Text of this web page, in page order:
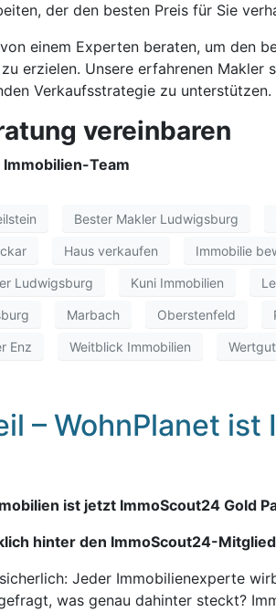
der den besten Preis für Sie
einem Experten beraten, um den
erzielen. Unsere erfahrenen Makler
Verkaufsstrategie zu unterstützen.
vereinbaren
Immobilien-Team
Bester Makler Ludwigsburg
Haus verkaufen Immobilie
Ludwigsburg Kuni Immobilien
Marbach Oberstenfeld
Enz Weitblick Immobilien
– WohnPlanet
ist jetzt ImmoScout24 Gold
hinter den ImmoScout24-
Jeder Immobilienexperte
was genau dahinter steckt?